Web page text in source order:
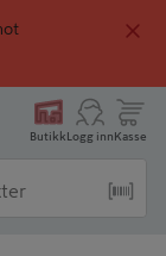
ButikkLogg innKasse